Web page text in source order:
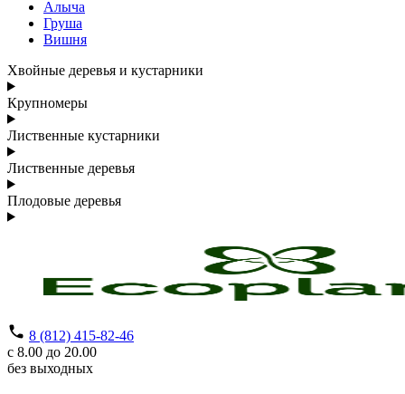
Алыча
Груша
Вишня
Хвойные деревья и кустарники
Крупномеры
Лиственные кустарники
Лиственные деревья
Плодовые деревья
8 (812) 415-82-46
с 8.00 до 20.00
без выходных